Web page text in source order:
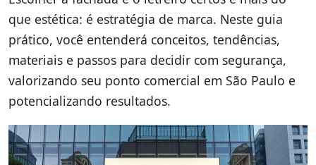
que estética: é estratégia de marca. Neste guia
prático, você entenderá conceitos, tendências,
materiais e passos para decidir com segurança,
valorizando seu ponto comercial em São Paulo e
potencializando resultados.